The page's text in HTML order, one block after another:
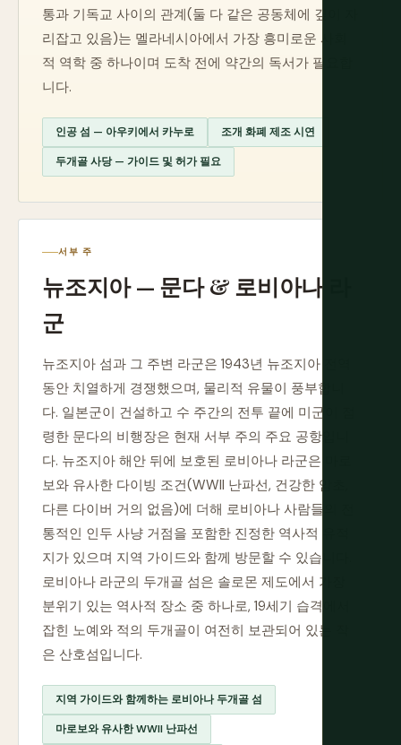
통과 기독교 사이의 관계(둘 다 같은 공동체에 깊이 자
리잡고 있음)는 멜라네시아에서 가장 흥미로운 사회
적 역학 중 하나이며 도착 전에 약간의 독서가 필요합
니다.
인공 섬 — 아우키에서 카누로 조개 화폐 제조 시연
두개골 사당 — 가이드 및 허가 필요
서부 주
뉴조지아 — 문다 & 로비아나 라
군
뉴조지아 섬과 그 주변 라군은 1943년 뉴조지아 전역
동안 치열하게 경쟁했으며, 물리적 유물이 풍부합니
다. 일본군이 건설하고 수 주간의 전투 끝에 미군이 점
령한 문다의 비행장은 현재 서부 주의 주요 공항입니
다. 뉴조지아 해안 뒤에 보호된 로비아나 라군은 마로
보와 유사한 다이빙 조건(WWII 난파선, 건강한 암초,
다른 다이버 거의 없음)에 더해 로비아나 사람들의 전
통적인 인두 사냥 거점을 포함한 진정한 역사적 유적
지가 있으며 지역 가이드와 함께 방문할 수 있습니다.
로비아나 라군의 두개골 섬은 솔로몬 제도에서 가장
분위기 있는 역사적 장소 중 하나로, 19세기 습격에서
잡힌 노예와 적의 두개골이 여전히 보관되어 있는 작
은 산호섬입니다.
지역 가이드와 함께하는 로비아나 두개골 섬
마로보와 유사한 WWII 난파선